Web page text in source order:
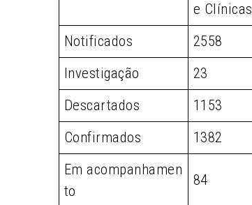
e Clínicas
Notificados 2558
Investigação
23
Descartados
1153
Confirmados
1382
Em acompanhamen
to
84